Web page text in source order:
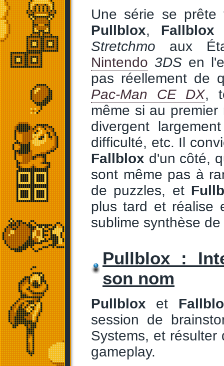
Une série se prête
Pullblox, Fallblox
Stretchmo aux
Nintendo 3DSen
pas réellement de
Pac-Man CE DX,
même si au
divergent
difficulté, etc. Il
Fallblox d'un côté,
sont même pas à
de puzzles, et
plus tard et réalise
sublime synthèse
Pullblox :
son nom
Pullblox et
session de
Systems, et
gameplay.